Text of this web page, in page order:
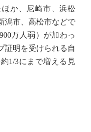
か、尼崎市、浜松
潟市、高松市などで
万人弱）が加わっ
証明を受けられる自
1/3にまで増える見